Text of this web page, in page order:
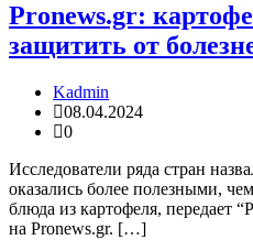
Pronews.gr:
защитить от
Kadmin
08.04.2024
0
Исследователи ряда стран
оказались более полезными,
блюда из картофеля, передает
на Pronews.gr. […]